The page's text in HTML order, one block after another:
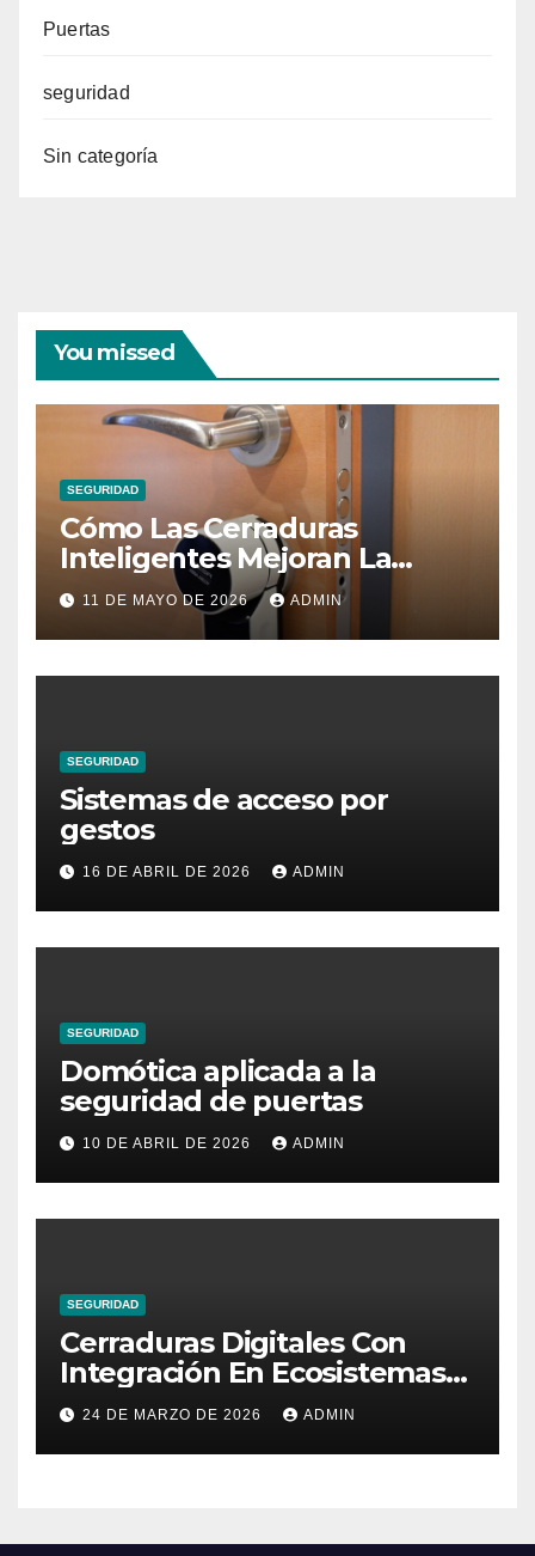
Puertas
seguridad
Sin categoría
You missed
SEGURIDAD
Cómo Las Cerraduras
Inteligentes Mejoran La
Seguridad Del Hogar
11 DE MAYO DE 2026 ADMIN
SEGURIDAD
Sistemas de acceso por
gestos
16 DE ABRIL DE 2026 ADMIN
SEGURIDAD
Domótica aplicada a la
seguridad de puertas
10 DE ABRIL DE 2026 ADMIN
SEGURIDAD
Cerraduras Digitales Con
Integración En Ecosistemas
Domóticos
24 DE MARZO DE 2026 ADMIN